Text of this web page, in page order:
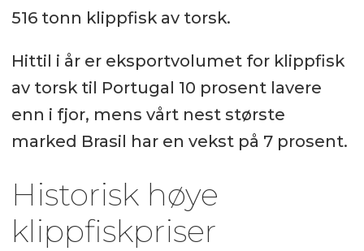
516 tonn klippfisk av torsk.
Hittil i år er eksportvolumet for klippfisk
av torsk til Portugal 10 prosent lavere
enn i fjor, mens vårt nest største
marked Brasil har en vekst på 7 prosent.
Historisk høye
klippfiskpriser